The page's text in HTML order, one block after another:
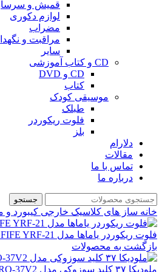
قمیش و
لوازم دکوری
مضراب
مراقبت و
سایر
CD و کتاب آموزشی
CD و DVD
کتاب
موسیقی کودک
طبلک
فلوت ریکوردر
بلز
دلارام
مقالات
تماس با ما
درباره ما
جستجو
خانه ساز های کلاسیک خارجی کیبورد و
فلوت ریکوردر یاماها مدل FIFE YRF-21
بازگشت به محصولات
ملودیکا ۳۷ کلید سوزوکی مدل PRO-37V2